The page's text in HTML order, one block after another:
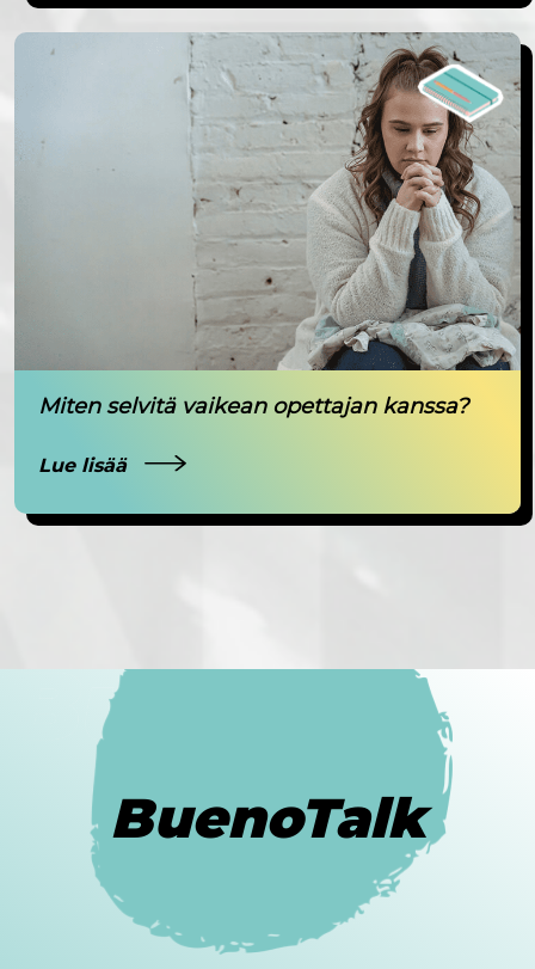
Miten selvitä vaikean opettajan kanssa?
Lue lisää
BuenoTalk